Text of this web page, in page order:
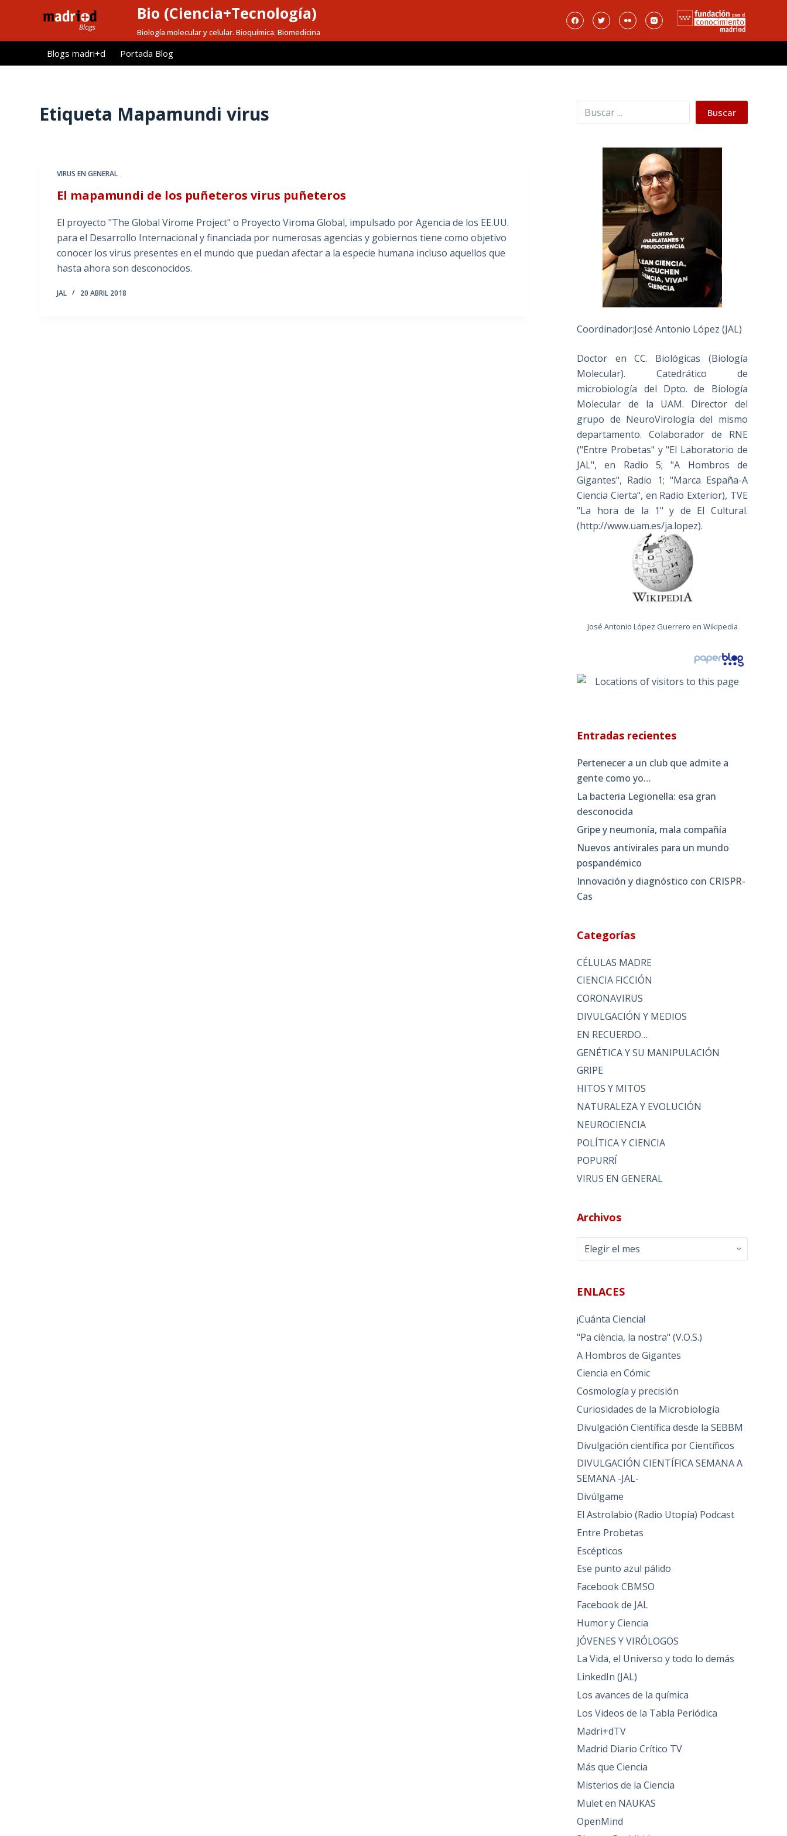
l
Bio (Ciencia+Tecnología)
Biología molecular y celular. Bioquímica. Biomedicina
Blogs madri+d Portada Blog
Etiqueta Mapamundi virus
VIRUS EN GENERAL
El mapamundi de los puñeteros virus puñeteros
El proyecto "The Global Virome Project" o Proyecto Viroma Global, impulsado por Agencia de los EE.UU.
para el Desarrollo Internacional y financiada por numerosas agencias y gobiernos tiene como objetivo
conocer los virus presentes en el mundo que puedan afectar a la especie humana incluso aquellos que
hasta ahora son desconocidos.
JAL 20 ABRIL 2018
Buscar Buscar
Coordinador:José Antonio López (JAL)
Doctor en CC. Biológicas (Biología
Molecular). Catedrático de
microbiología del Dpto. de Biología
Molecular de la UAM. Director del
grupo de NeuroVirología del mismo
departamento. Colaborador de RNE
("Entre Probetas" y "El Laboratorio de
JAL", en Radio 5; "A Hombros de
Gigantes", Radio 1; "Marca España-A
Ciencia Cierta", en Radio Exterior), TVE
"La hora de la 1" y de El Cultural.
(http://www.uam.es/ja.lopez).
José Antonio López Guerrero en Wikipedia
Entradas recientes
Pertenecer a un club que admite a
gente como yo…
La bacteria Legionella: esa gran
desconocida
Gripe y neumonía, mala compañía
Nuevos antivirales para un mundo
pospandémico
Innovación y diagnóstico con CRISPR-
Cas
Categorías
CÉLULAS MADRE
CIENCIA FICCIÓN
CORONAVIRUS
DIVULGACIÓN Y MEDIOS
EN RECUERDO…
GENÉTICA Y SU MANIPULACIÓN
GRIPE
HITOS Y MITOS
NATURALEZA Y EVOLUCIÓN
NEUROCIENCIA
POLÍTICA Y CIENCIA
POPURRÍ
VIRUS EN GENERAL
Archivos
Archivos
ENLACES
¡Cuánta Ciencia!
"Pa ciència, la nostra" (V.O.S.)
A Hombros de Gigantes
Ciencia en Cómic
Cosmología y precisión
Curiosidades de la Microbiología
Divulgación Científica desde la SEBBM
Divulgación científica por Científicos
DIVULGACIÓN CIENTÍFICA SEMANA A
SEMANA -JAL-
Divúlgame
El Astrolabio (Radio Utopía) Podcast
Entre Probetas
Escépticos
Ese punto azul pálido
Facebook CBMSO
Facebook de JAL
Humor y Ciencia
JÓVENES Y VIRÓLOGOS
La Vida, el Universo y todo lo demás
LinkedIn (JAL)
Los avances de la química
Los Videos de la Tabla Periódica
Madri+dTV
Madrid Diario Crítico TV
Más que Ciencia
Misterios de la Ciencia
Mulet en NAUKAS
OpenMind